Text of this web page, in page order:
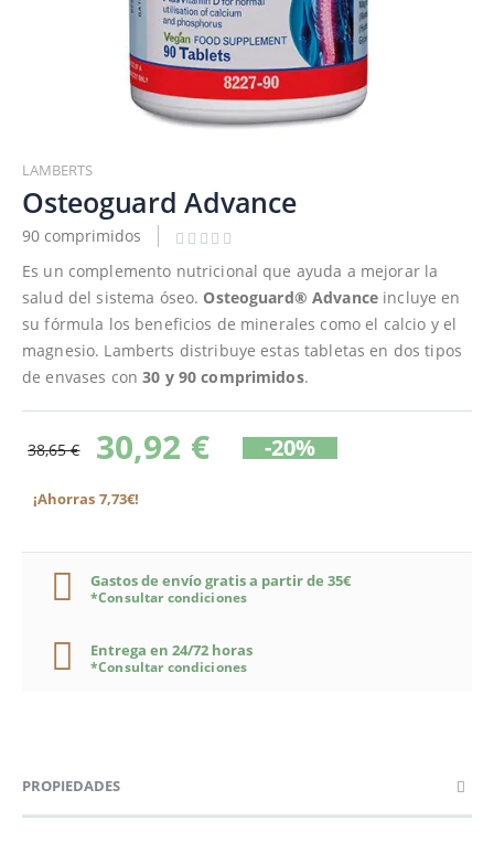
al
comienzo
de
la
galería
imágenes
LAMBERTS
Osteoguard Advance
90 comprimidos
Es un complemento nutricional que ayuda a mejorar la
salud del sistema óseo. Osteoguard® Advance incluye en
su fórmula los beneficios de minerales como el calcio y el
magnesio. Lamberts distribuye estas tabletas en dos tipos
de envases con30 y 90 comprimidos.
38,65 € 30,92 € -20%
¡Ahorras 7,73€!
Gastos de envío gratis a partir de 35€
*Consultar condiciones
Entrega en 24/72 horas
*Consultar condiciones
PROPIEDADES